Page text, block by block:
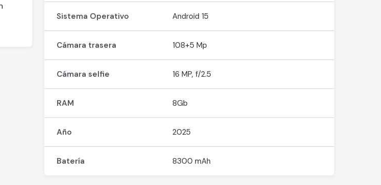
Sistema Operativo Android 15
Cámara trasera 108+5 Mp
Cámara selfie 16 MP, f/2.5
RAM 8Gb
Año 2025
Batería 8300 mAh